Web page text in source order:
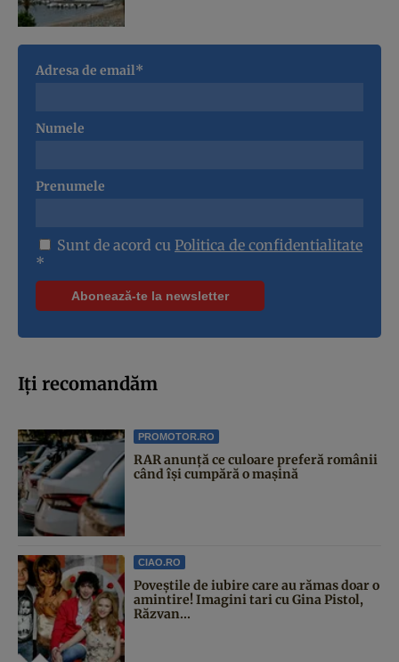
Adresa de email*
Numele
Prenumele
Sunt de acord cu Politica de confidentialitate
*
Iți recomandăm
PROMOTOR.RO
RAR anunță ce culoare preferă românii
când își cumpără o mașină
CIAO.RO
Poveştile de iubire care au rămas doar o
amintire! Imagini tari cu Gina Pistol,
Răzvan...